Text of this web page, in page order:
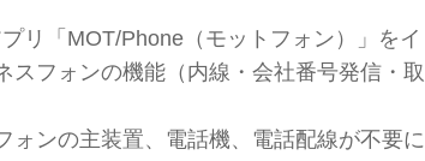
リ「MOT/Phone（モットフォン）」をイ
フォンの機能（内線・会社番号発信・取
ンの主装置、電話機、電話配線が不要に